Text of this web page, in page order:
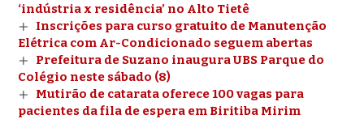
‘indústria x residência’ no Alto Tietê
Inscrições para curso gratuito de Manutenção
Elétrica com Ar-Condicionado seguem abertas
Prefeitura de Suzano inaugura UBS Parque do
Colégio neste sábado (8)
Mutirão de catarata oferece 100 vagas para
pacientes da fila de espera em Biritiba Mirim